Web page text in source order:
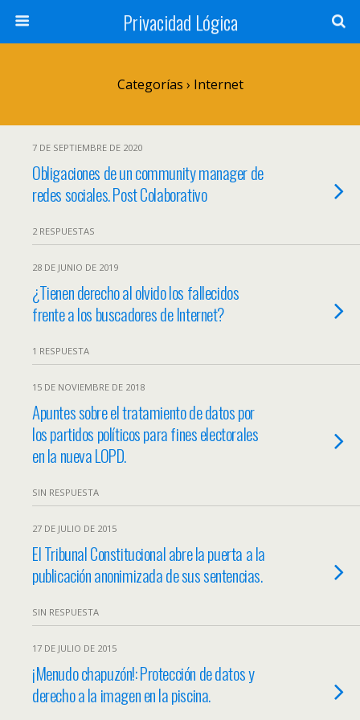
Privacidad Lógica
Categorías › Internet
7 DE SEPTIEMBRE DE 2020
Obligaciones de un community manager de
redes sociales. Post Colaborativo
2 RESPUESTAS
28 DE JUNIO DE 2019
¿Tienen derecho al olvido los fallecidos
frente a los buscadores de Internet?
1 RESPUESTA
15 DE NOVIEMBRE DE 2018
Apuntes sobre el tratamiento de datos por
los partidos políticos para fines electorales
en la nueva LOPD.
SIN RESPUESTA
27 DE JULIO DE 2015
El Tribunal Constitucional abre la puerta a la
publicación anonimizada de sus sentencias.
SIN RESPUESTA
17 DE JULIO DE 2015
¡Menudo chapuzón!: Protección de datos y
derecho a la imagen en la piscina.